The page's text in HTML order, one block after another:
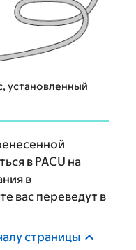
установленный
в PACU на
в
вас переведут в
страницы